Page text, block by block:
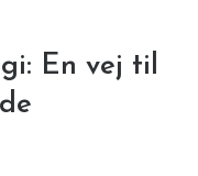
En vej til